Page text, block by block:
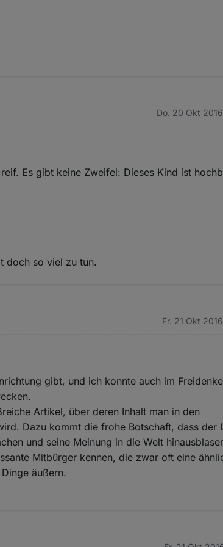
Do. 20 Okt
Es gibt keine Zweifel: Dieses Kind ist
doch so viel zu tun.
Fr. 21 Okt
gibt, und ich konnte auch im
Artikel, über deren Inhalt man in den
Dazu kommt die frohe Botschaft, dass der
und seine Meinung in die Welt
Mitbürger kennen, die zwar oft eine
äußern.